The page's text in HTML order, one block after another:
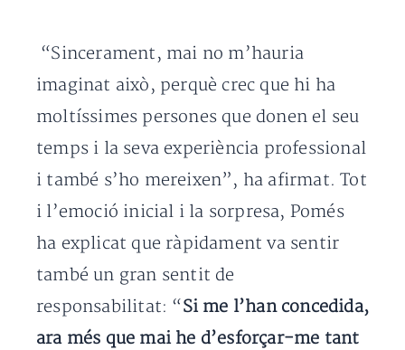
“Sincerament, mai no m’hauria
imaginat això, perquè crec que hi ha
moltíssimes persones que donen el seu
temps i la seva experiència professional
i també s’ho mereixen”, ha afirmat. Tot
i l’emoció inicial i la sorpresa, Pomés
ha explicat que ràpidament va sentir
també un gran sentit de
responsabilitat: “Si me l’han concedida,
ara més que mai he d’esforçar-me tant